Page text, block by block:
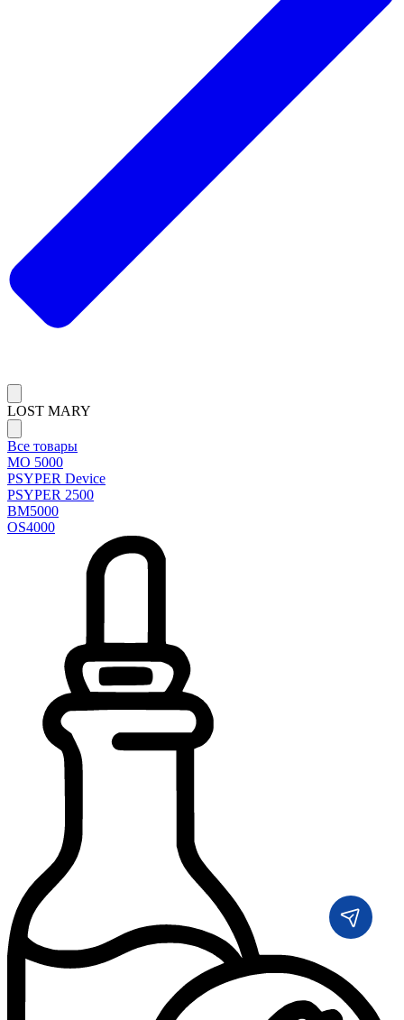
LOST MARY
Все товары
MO 5000
PSYPER Device
PSYPER 2500
BM5000
OS4000